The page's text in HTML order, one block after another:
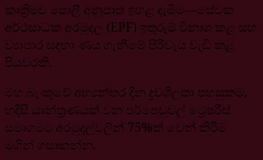
කෘත්‍රිමව පොලී අනුපාත ඉහළ දැමීම—සේවක
අර්ථසාධක අරමුදල (EPF) ඉතුරුම් විනාශ කළ සහ
ව්‍යාපාර සඳහා ණය ගැනීමේ පිරිවැය වැඩි කළ
පියවරකි.
මහ බැංකුවේ අභ්‍යන්තර දින ද්‍රවශීලතා පහසුකම,
හදිසි යාන්ත්‍රණයක් වන පර්පෙචුවල් ට්‍රෙෂරීස්
සමාගමට අරමුදල්වලින් 75%ක් වෙන් කිරීම
මගින් ගසාකන්න.